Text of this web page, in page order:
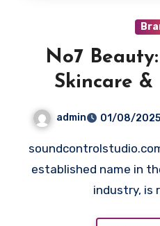
No7
Skincare
admin 01/08/2025
soundcontrolstudio.com – No7 Beauty, a well-
established name in
industry, is